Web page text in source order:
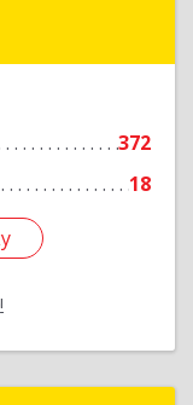
372
18
г, Репина ул,